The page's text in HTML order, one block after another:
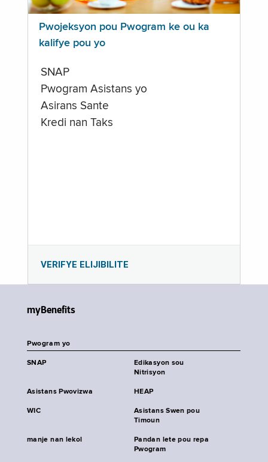
Pwojeksyon pou Pwogram ke ou ka
kalifye pou yo
SNAP
Pwogram Asistans yo
Asirans Sante
Kredi nan Taks
VERIFYE ELIJIBILITE
myBenefits
Pwogram yo
SNAP
Edikasyon sou
Nitrisyon
Asistans Pwovizwa HEAP
WIC
Asistans Swen pou
Timoun
manje nan lekol
Pandan lete pou repa
Pwogram